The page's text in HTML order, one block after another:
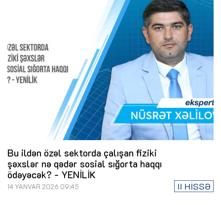
Bu ildən özəl sektorda çalışan fiziki
şəxslər nə qədər sosial sığorta haqqı
ödəyəcək? - YENİLİK
II HİSSƏ
14 YANVAR 2026 09:45